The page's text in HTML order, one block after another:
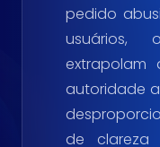
pedido
usuários,
extrapolam
autoridade
de clareza